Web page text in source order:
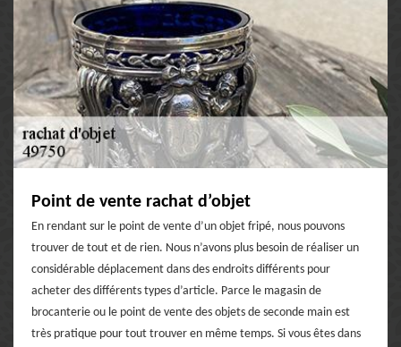
Point de vente rachat d’objet
En rendant sur le point de vente d’un objet fripé, nous pouvons
trouver de tout et de rien. Nous n’avons plus besoin de réaliser un
considérable déplacement dans des endroits différents pour
acheter des différents types d’article. Parce le magasin de
brocanterie ou le point de vente des objets de seconde main est
très pratique pour tout trouver en même temps. Si vous êtes dans